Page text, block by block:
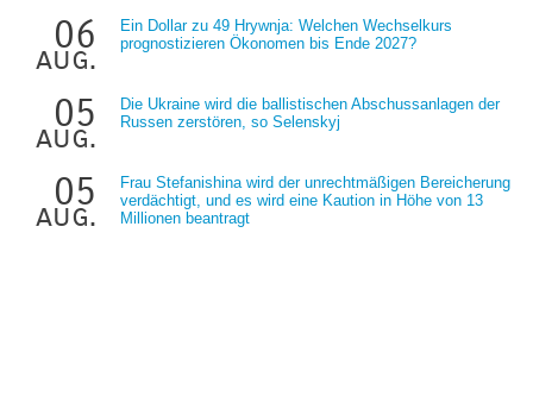
06
aug.
Ein Dollar zu 49 Hrywnja: Welchen Wechselkurs
prognostizieren Ökonomen bis Ende 2027?
05
aug.
Die Ukraine wird die ballistischen Abschussanlagen der
Russen zerstören, so Selenskyj
05
aug.
Frau Stefanishina wird der unrechtmäßigen Bereicherung
verdächtigt, und es wird eine Kaution in Höhe von 13
Millionen beantragt